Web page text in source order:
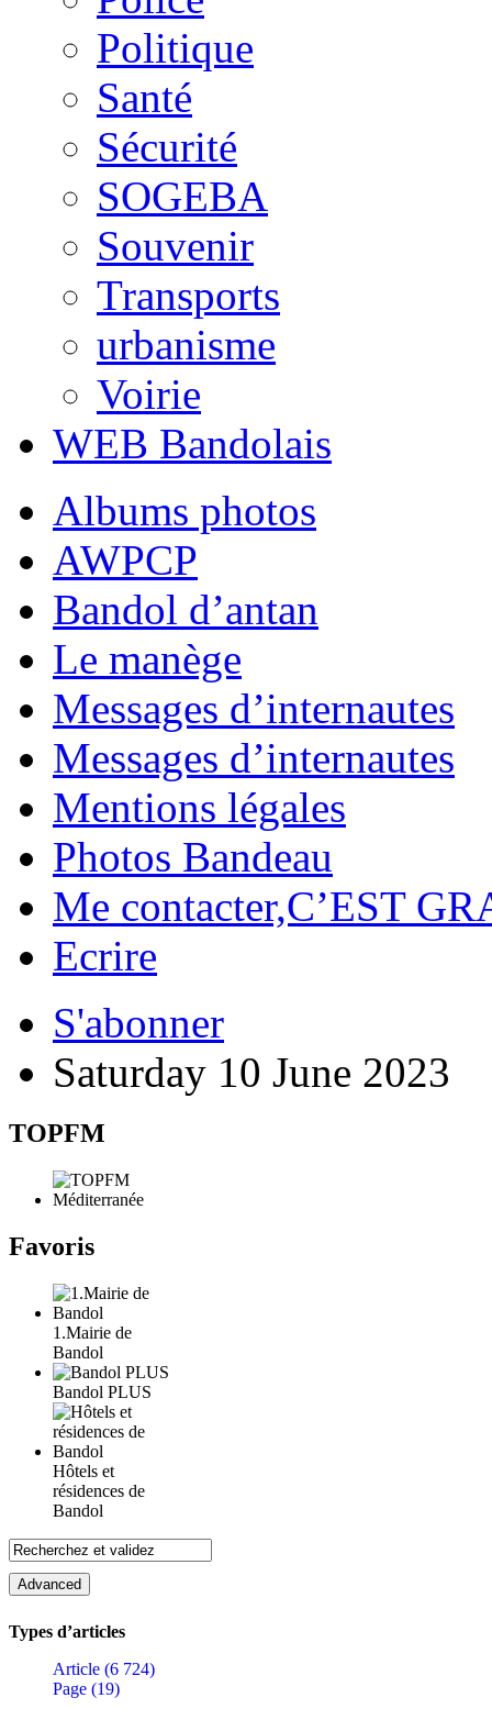
Politique
Santé
Sécurité
SOGEBA
Souvenir
Transports
urbanisme
Voirie
WEB Bandolais
Albums photos
AWPCP
Bandol d’antan
Le manège
Messages d’internautes
Messages d’internautes
Mentions légales
Photos Bandeau
Me contacter,C’EST
Ecrire
S'abonner
Saturday 10 June 2023
TOPFM
Favoris
1.Mairie de
Bandol
Bandol PLUS
Hôtels et
résidences de
Bandol
Types d’articles
Article (6 724)
Page (19)